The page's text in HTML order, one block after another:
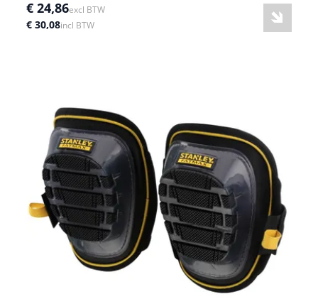
€ 24,86excl BTW
€ 30,08incl BTW